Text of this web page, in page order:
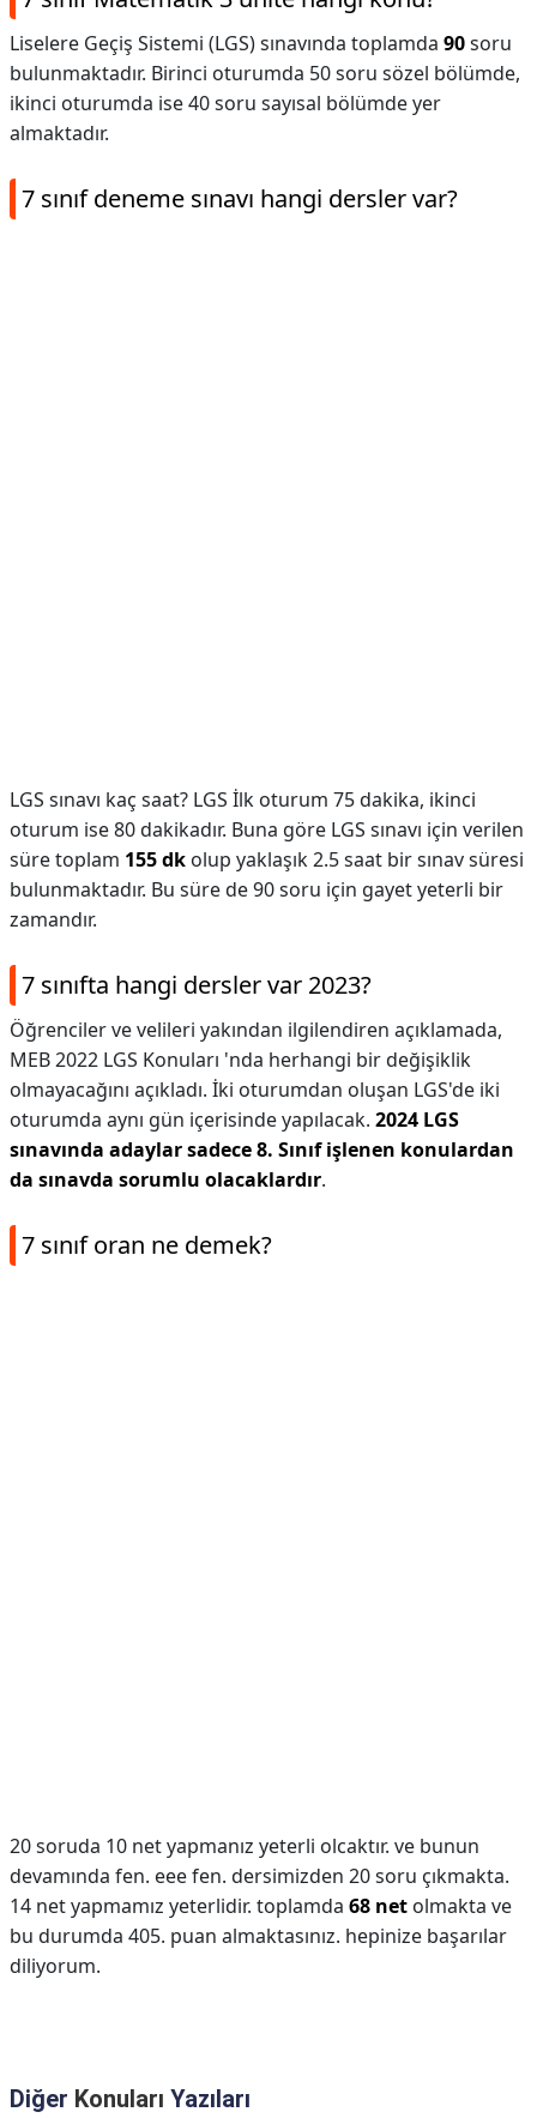
Liselere Geçiş Sistemi (LGS) sınavında toplamda 90soru
bulunmaktadır. Birinci oturumda 50 soru sözel bölümde,
ikinci oturumda ise 40 soru sayısal bölümde yer
almaktadır.
7 sınıf deneme sınavı hangi dersler var?
LGS sınavı kaç saat? LGS İlk oturum 75 dakika, ikinci
oturum ise 80 dakikadır. Buna göre LGS sınavı için verilen
süre toplam 155 dk olup yaklaşık 2.5 saat bir sınav süresi
bulunmaktadır. Bu süre de 90 soru için gayet yeterli bir
zamandır.
7 sınıfta hangi dersler var 2023?
Öğrenciler ve velileri yakından ilgilendiren açıklamada,
MEB 2022 LGS Konuları 'nda herhangi bir değişiklik
olmayacağını açıkladı. İki oturumdan oluşan LGS'de iki
oturumda aynı gün içerisinde yapılacak. 2024 LGS
sınavında adaylar sadece 8. Sınıf işlenen konulardan
da sınavda sorumlu olacaklardır.
7 sınıf oran ne demek?
20 soruda 10 net yapmanız yeterli olcaktır. ve bunun
devamında fen. eee fen. dersimizden 20 soru çıkmakta.
14 net yapmamız yeterlidir. toplamda 68 net olmakta ve
bu durumda 405. puan almaktasınız. hepinize başarılar
diliyorum.
Diğer Konuları Yazıları